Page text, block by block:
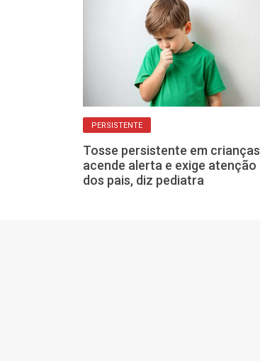
PERSISTENTE
Tosse persistente em crianças
acende alerta e exige atenção
dos pais, diz pediatra